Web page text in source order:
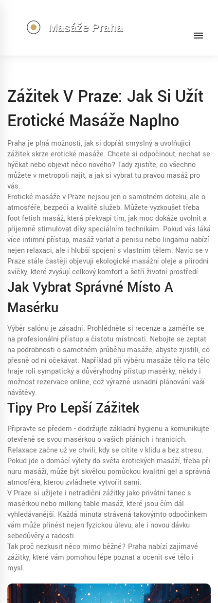
Zážitek V Praze: Jak Si Užít
Erotické Masáže Naplno
Praha je plná možností, jak si dopřát smyslný a uvolňující
zážitek skrze erotické masáže. Chcete si odpočinout, nechat se
hýčkat nebo objevit něco nového? Tady zjistíte, co všechno
můžete v metropoli najít, a jak si vybrat tu pravou masáž pro
vás.
Erotické masáže v Praze nejsou jen o samotném doteku, ale o
atmosféře, bezpečí a kvalitě služeb. Můžete vyzkoušet třeba
foot fetish masáž, která překvapí tím, jak moc dokáže uvolnit a
příjemně stimulovat díky speciálním technikám. Pokud vás láká
více intimní přístup, masáž varlat a penisu nebo lingamu nabízí
nejen relaxaci, ale i hlubší spojení s vlastním tělem. Navíc se v
Praze stále častěji objevují ekologické masážní oleje a přírodní
svíčky, které zvyšují celkový komfort a šetří životní prostředí.
Jak Vybrat Správné Místo A
Masérku
Výběr salónu je zásadní. Prohlédněte si recenze a zaměřte se
na profesionální přístup a čistotu místnosti. Nebojte se zeptat
na podrobnosti o samotném průběhu masáže, abyste zjistili, co
přesně od ní očekávat. Například při výběru masáže tělo na tělo
hraje roli sympatický a důvěryhodný přístup masérky, někdy i
možnost rezervace online, což výrazně usnadní plánování vaší
návštěvy.
Tipy Pro Lepší Zážitek
Připravte se předem - dodržujte základní hygienu a komunikujte
otevřeně se svou masérkou o vašich přáních i hranicích.
Relaxace začne už ve chvíli, kdy se cítíte v klidu a bez stresu.
Pokud jde o domácí výlety do světa erotických masáží, třeba při
nuru masáži, může být skvělou pomůckou kvalitní gel a správná
atmosféra, kterou zvládnete vytvořit sami.
V Praze si užijete i netradiční zážitky jako privátní tanec s
masérkou nebo milking table masáž, které jsou čím dál
vyhledávanější. Každá minuta strávená takovýmto odpočinkem
vám může přinést nejen fyzickou úlevu, ale i novou dávku
sebedůvěry a radosti.
Tak proč nezkusit něco mimo běžné? Praha nabízí zajímavé
zážitky, které vám pomohou lépe poznat a ocenit své tělo i
mysl.